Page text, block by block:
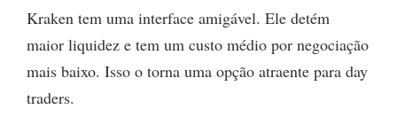
Kraken tem uma interface amigável. Ele detém
maior liquidez e tem um custo médio por negociação
mais baixo. Isso o torna uma opção atraente para day
traders.